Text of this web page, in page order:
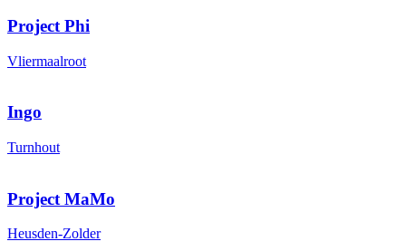
Project Phi
Vliermaalroot
Ingo
Turnhout
Project MaMo
Heusden-Zolder